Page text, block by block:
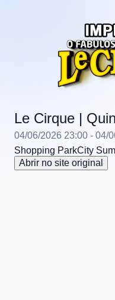
Le Cirque |
04/06/2026 23:00 - 04/
Shopping ParkCity
Abrir no site original